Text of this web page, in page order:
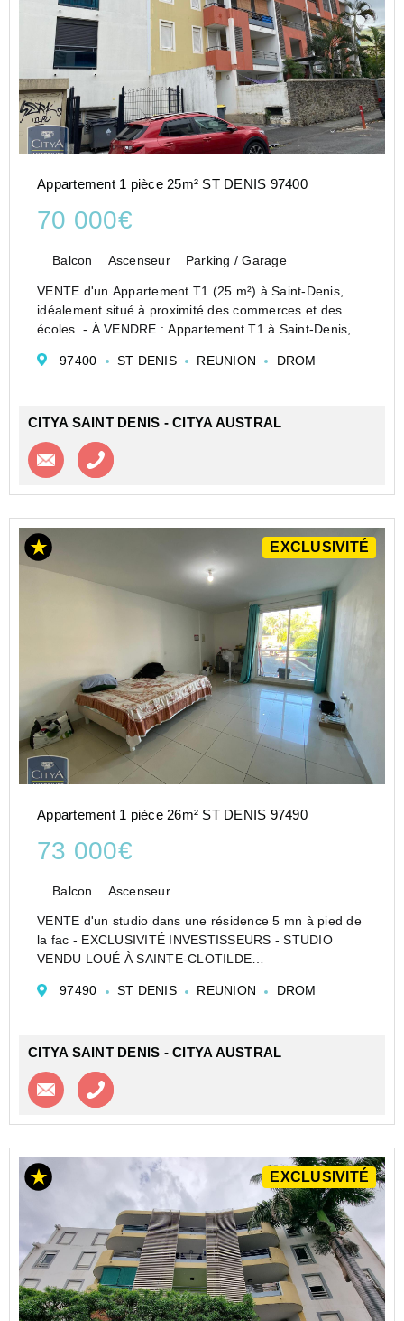
Appartement 1 pièce 25m² ST DENIS 97400
70 000€
Balcon Ascenseur Parking / Garage
VENTE d'un Appartement T1 (25 m²) à Saint-Denis,
idéalement situé à proximité des commerces et des
écoles. - À VENDRE : Appartement T1 à Saint-Denis,
Investissez dans cet appartement T1 idéalement situé
97400 ST DENIS REUNION DROM
CITYA SAINT DENIS - CITYA AUSTRAL
Contacter l'agence
EXCLUSIVITÉ
Appartement 1 pièce 26m² ST DENIS 97490
73 000€
Balcon Ascenseur
VENTE d'un studio dans une résidence 5 mn à pied de
la fac - EXCLUSIVITÉ INVESTISSEURS - STUDIO
VENDU LOUÉ À SAINTE-CLOTILDE
étage avec ascenseur d'une résidence sécurisée à
97490 ST DENIS REUNION DROM
CITYA SAINT DENIS - CITYA AUSTRAL
Contacter l'agence
EXCLUSIVITÉ